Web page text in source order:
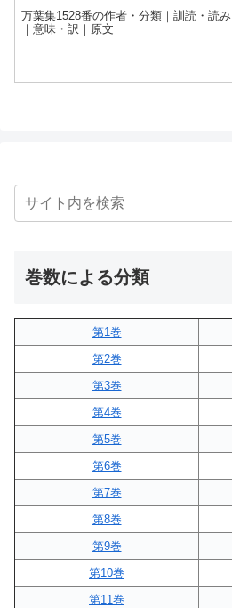
万葉集1528番の作者・分類｜訓読・読み
｜意味・訳｜原文
巻数による分類
第1巻
第2巻
第3巻
第4巻
第5巻
第6巻
第7巻
第8巻
第9巻
第10巻
第11巻